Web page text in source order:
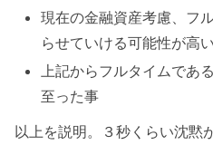
現在の金融資産考慮、フ
らせていける可能性が高
上記からフルタイムであ
至った事
以上を説明。３秒くらい沈黙